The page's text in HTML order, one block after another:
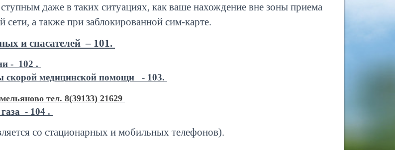
даже в таких ситуациях, как ваше нахождение вне зоны приема
сети, а также при заблокированной сим-карте.
и спасателей – 101.
- 102 .
скорой медицинской помощи - 103.
тел. 8(39133) 21629
- 104 .
со стационарных и мобильных телефонов).